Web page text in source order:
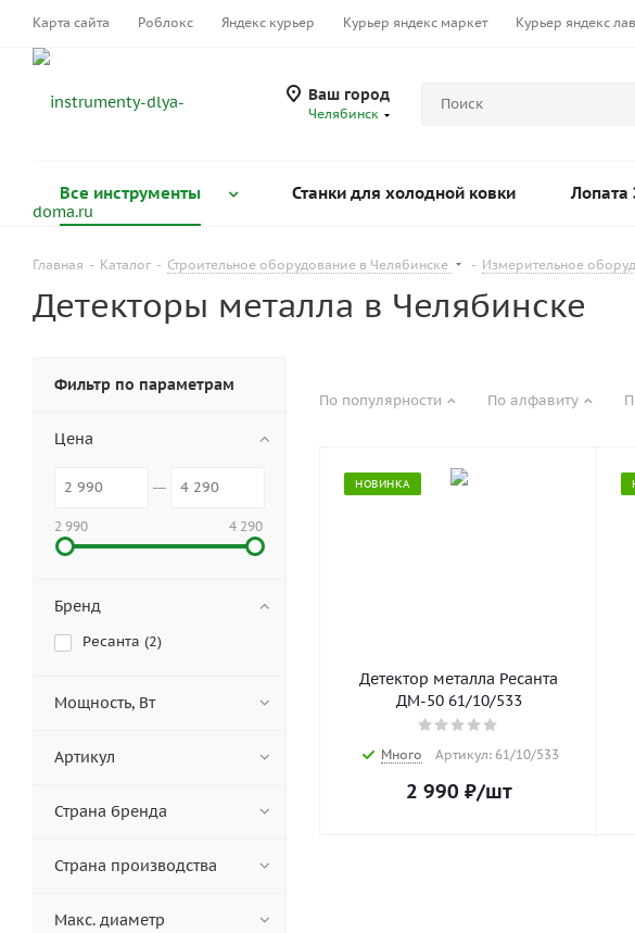
Карта сайта Роблокс Яндекс курьер Курьер яндекс маркет Курьер яндекс
Ваш город
Челябинск
Все инструменты Станки для холодной ковки Лопата
Главная - Каталог - Строительное оборудование в Челябинске - Измерительное
Детекторы металла в Челябинске
По популярности По алфавиту
НОВИНКА
Детектор металла Ресанта
ДМ-50 61/10/533
Много Артикул: 61/10/533
2 990 ₽/шт
Фильтр по параметрам
Цена
2 990 4 290
Бренд
Ресанта (2)
Мощность, Вт
Артикул
Страна бренда
Страна производства
Макс. диаметр